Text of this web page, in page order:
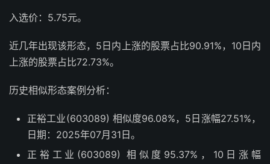
入选价：5.75元。
近几年出现该形态，5日内上涨的股票占比90.91%，10日内
上涨的股票占比72.73%。
历史相似形态案例分析：
正裕工业(603089) 相似度96.08%，5日涨幅27.51%，
日期：2025年07月31日。
正裕工业(603089) 相似度95.37%，10日涨幅